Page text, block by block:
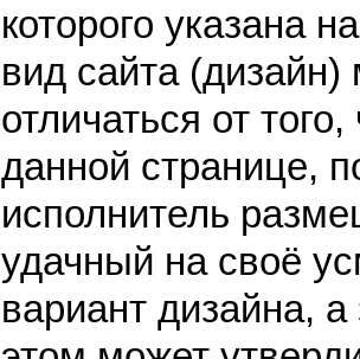
которого указана
вид сайта (дизайн)
отличаться от
данной странице,
исполнитель
удачный на своё
вариант дизайна, а